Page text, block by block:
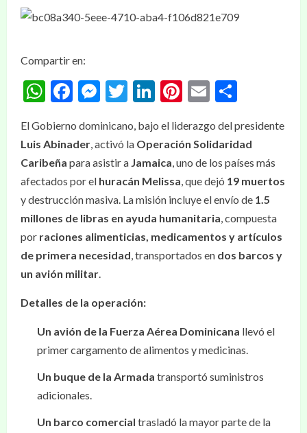
Compartir en:
WhatsApp
Facebook
Messenger
Twitter
LinkedIn
Pinterest
Email
El Gobierno dominicano, bajo el liderazgo del presidente
Luis Abinader, activó la Operación Solidaridad
Caribeña para asistir a Jamaica, uno de los países más
afectados por el huracán Melissa, que dejó 19 muertos
y destrucción masiva. La misión incluye el envío de 1.5
millones de libras en ayuda humanitaria, compuesta
por raciones alimenticias, medicamentos y artículos
de primera necesidad, transportados en dos barcos y
un avión militar.
Detalles de la operación:
Un avión de la Fuerza Aérea Dominicana llevó el
primer cargamento de alimentos y medicinas.
Un buque de la Armada transportó suministros
adicionales.
Un barco comercial trasladó la mayor parte de la